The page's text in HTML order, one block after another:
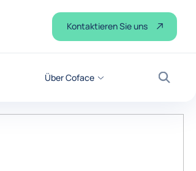
Über Coface
Suche
Kontaktieren Sie uns